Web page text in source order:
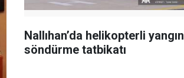
Nallıhan’da helikopterli yangın
söndürme tatbikatı